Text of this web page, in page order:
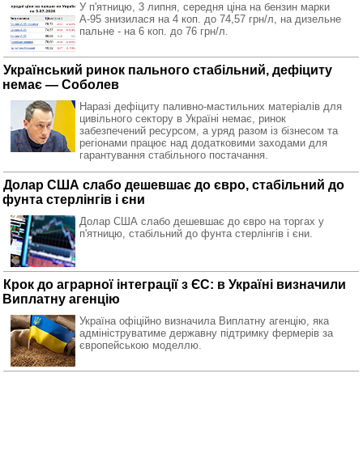
У п'ятницю, 3 липня, середня ціна на бензин марки
А-95 знизилася на 4 коп. до 74,57 грн/л, на дизельне
пальне - на 6 коп. до 76 грн/л.
Український ринок пального стабільний, дефіциту
немає — Соболев
Наразі дефіциту паливно-мастильних матеріалів для
цивільного сектору в Україні немає, ринок
забезпечений ресурсом, а уряд разом із бізнесом та
регіонами працює над додатковими заходами для
гарантування стабільного постачання.
Долар США слабо дешевшає до євро, стабільний до
фунта стерлінгів і єни
Долар США слабо дешевшає до євро на торгах у
п'ятницю, стабільний до фунта стерлінгів і єни.
Крок до аграрної інтеграції з ЄС: в Україні визначили
Виплатну агенцію
Україна офіційно визначила Виплатну агенцію, яка
адмініструватиме державну підтримку фермерів за
європейською моделлю.